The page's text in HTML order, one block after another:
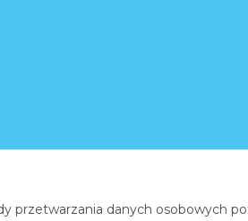
przetwarzania danych osobowych